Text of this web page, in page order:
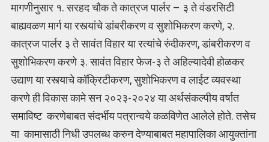
मागणीनुसार १. सरहद चौक ते कात्रज पार्लर – ३ ते वंडरसिटी
बाह्यवळण मार्ग या रस्त्यांचे डांबरीकरण व सुशोभिकरण करणे, २.
कात्रज पार्लर ३ ते सावंत विहार या रत्यांचे रुंदीकरण, डांबरीकरण व
सुशोभिकरण करणे ३. सावंत विहार फेज-३ ते अहिल्यादेवी होळकर
उद्याण या रस्त्याचे कॉक्रिटीकरण, सुशोभिकरण व लाईट व्यवस्था
करणे ही विकास कामे सन २०२३-२०२४ या अर्थसंकल्पीय वर्षात
समाविष्ट करणेबाबत संदर्भीय पत्रान्वये कळविणेत आलेले होते. तसेच
या कामासाठी निधी उपलब्ध करुन देण्याबाबत महापालिका आयुक्तांना